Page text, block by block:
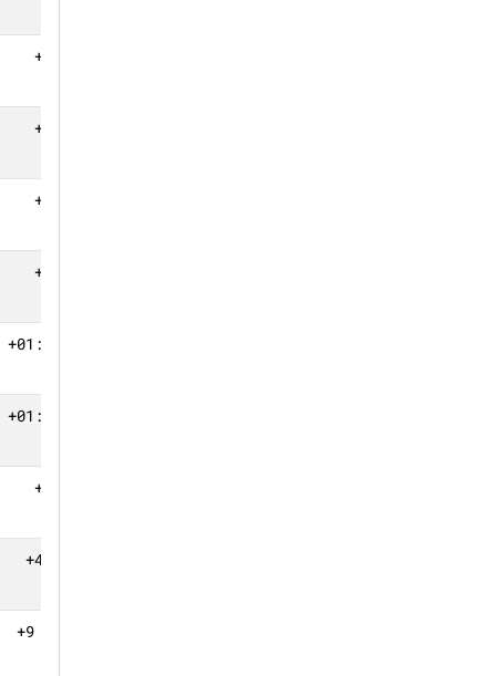
+37.717
+52.915
+53.247
+55.707
+01:00.228
+01:38.491
+1 круг
+4 круга
+9 кругов